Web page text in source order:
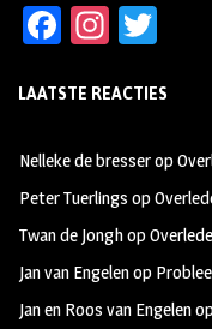
Fa
b
oo
k
In
ag
m
tt
LAATSTE REACTIES
Nelleke de bresserop
Peter Tuerlings op
Twan de Jonghop
Jan van Engelenop
Jan en Roos van Engelen